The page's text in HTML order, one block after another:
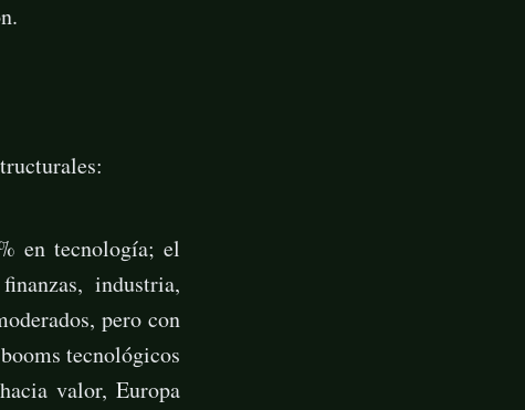
en tecnología; el
industria,
pero con
tecnológicos
valor, Europa